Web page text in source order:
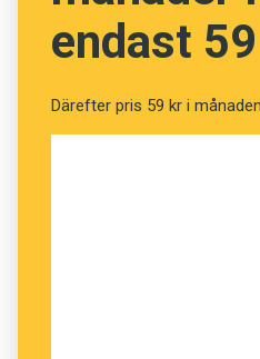
endast
Därefter pris 59 kr i